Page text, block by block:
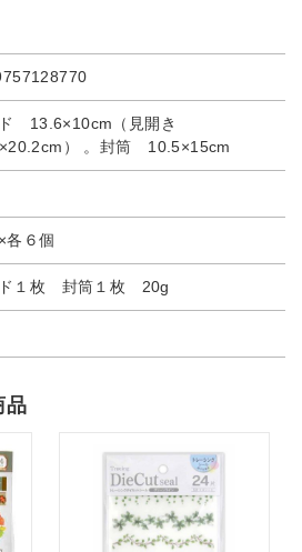
13.6×10cm（見開き
） 。封筒 10.5×15cm
各６個
１枚 封筒１枚 20g
品